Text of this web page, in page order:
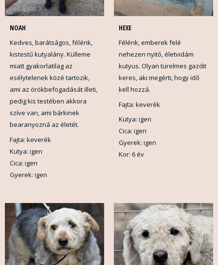
NOAH
Kedves, barátságos, félénk,
kistestű kutyalány. Külleme
miatt gyakorlatilag az
esélytelenek közé tartozik,
ami az örökbefogadását illeti,
pedig kis testében akkora
szíve van, ami bárkinek
bearanyozná az életét.
Fajta: keverék
Kutya: igen
Cica: igen
Gyerek: igen
HEXE
Félénk, emberek felé
nehezen nyitó, életvidám
kutyus. Olyan türelmes gazdit
keres, aki megérti, hogy idő
kell hozzá.
Fajta: keverék
Kutya: igen
Cica: igen
Gyerek: igen
Kor: 6 év